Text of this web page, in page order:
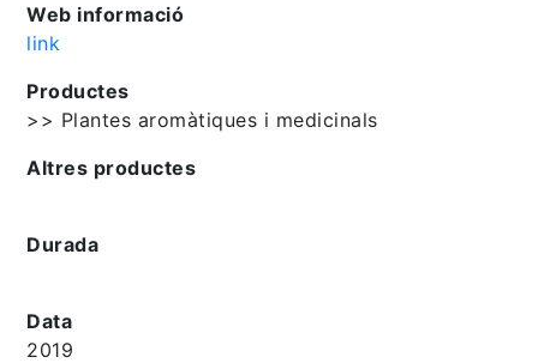
Web informació
link
Productes
>> Plantes aromàtiques i medicinals
Altres productes
Durada
Data
2019